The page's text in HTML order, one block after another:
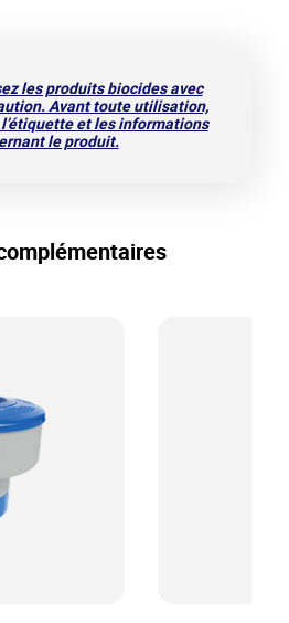
effervescentes 5 g
les produits biocides avec
Avant toute utilisation,
et les informations
le produit.